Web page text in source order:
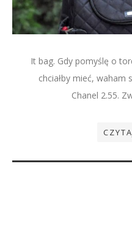
It bag. Gdy pomyślę o
chciałby mieć, waham
Chanel 2.55.